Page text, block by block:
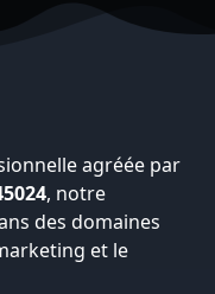
agréée par
, notre
des domaines
et le